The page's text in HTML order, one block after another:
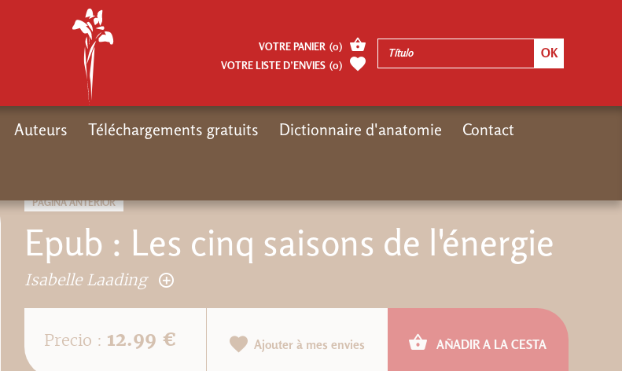
PÁGINA ANTERIOR
Epub : Les cinq saisons de l'énergie
Isabelle Laading
Precio : 12.99 € Ajouter à mes envies AÑADIR A LA CESTA
VOTRE PANIER (0)
VOTRE LISTE D’ENVIES (0)
Auteurs Téléchargements gratuits Dictionnaire d'anatomie Contact